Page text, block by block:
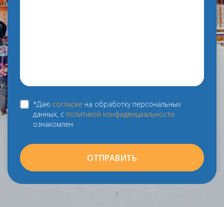
*Даю согласие на обработку персональных
данных, с политикой конфиденциальности
ознакомлен
ОТПРАВИТЬ